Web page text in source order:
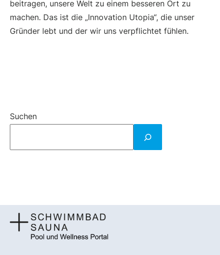
beitragen, unsere Welt zu einem besseren Ort zu
machen. Das ist die „Innovation Utopia“, die unser
Gründer lebt und der wir uns verpflichtet fühlen.
Suchen